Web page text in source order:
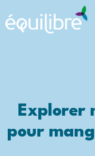
Explorer
pour